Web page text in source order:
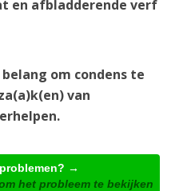
en afbladderende verf
om condens te
van
→
het probleem te bekijken